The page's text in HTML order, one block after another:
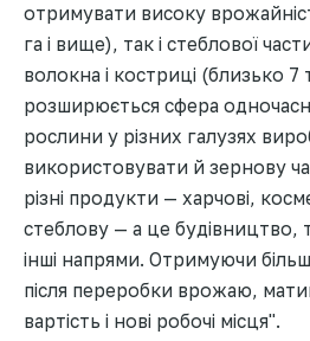
отримувати високу
га і вище), так і стеблової
волокна і костриці (близько
розширюється сфера
рослини у різних галузях
використовувати й зернову
різні продукти — харчові,
стеблову — а це будівництво,
інші напрями. Отримуючи
після переробки врожаю,
вартість і нові робочі місця".